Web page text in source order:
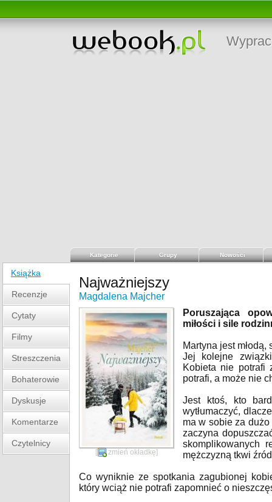
Kategorie Grupy Nowości
Książka
Recenzje
Cytaty
Filmy
Streszczenia
Bohaterowie
Dyskusje
Komentarze
Czytelnicy
Najważniejszy
Magdalena Majcher
[ zmień okładkę]
Poruszająca
miłości i sile
Martyna jest
Jej kolejne
Kobieta nie potrafi
potrafi, a może nie
Jest ktoś, kto
wytłumaczyć,
ma w sobie za
zaczyna
skomplikowanych
mężczyzną tkwi
Co wyniknie ze spotkania zagubionej
który wciąż nie potrafi zapomnieć o